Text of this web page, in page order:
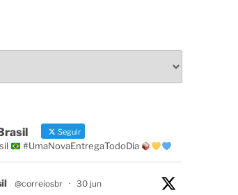
Seguir
#UmaNovaEntregaTodoDia
@correiosbr · 30 jun